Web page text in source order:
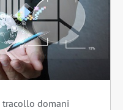
tracollo domani